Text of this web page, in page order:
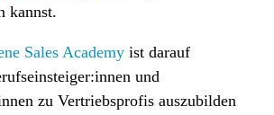
kannst.
Sales Academy ist darauf
und
zu Vertriebsprofis auszubilden